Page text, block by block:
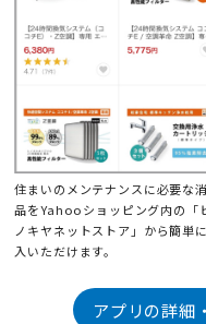
住まいのメンテナンスに必要な
品をYahooショッピング内の「
ノキヤネットストア」から簡単
入いただけます。
アプリの詳細